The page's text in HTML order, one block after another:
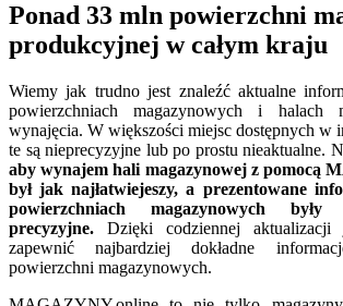
Ponad 33 mln powierzchni
produkcyjnej w całym kraju
Wiemy jak trudno jest znaleźć aktualne
powierzchniach magazynowych i halach
wynajęcia. W większości miejsc dostępnych w
te są nieprecyzyjne lub po prostu nieaktualne.
aby wynajem hali magazynowej z pomocą
był jak najłatwiejeszy, a prezentowane
powierzchniach magazynowych
precyzyjne. Dzięki codziennej aktualizacji
zapewnić najbardziej dokładne
powierzchni magazynowych.